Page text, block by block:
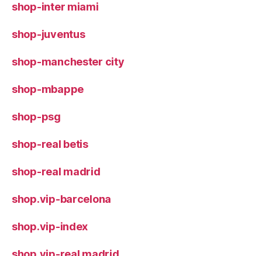
shop-inter miami
shop-juventus
shop-manchester city
shop-mbappe
shop-psg
shop-real betis
shop-real madrid
shop.vip-barcelona
shop.vip-index